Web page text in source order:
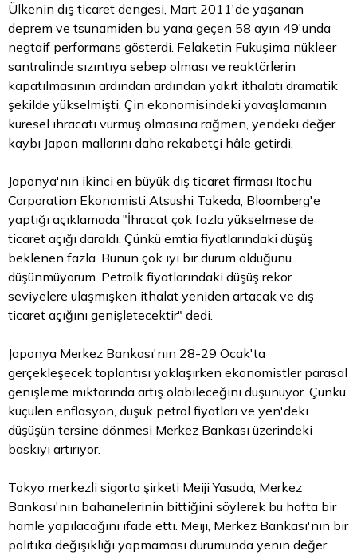
Ülkenin dış ticaret dengesi, Mart 2011'de yaşanan
deprem ve tsunamiden bu yana geçen 58 ayın 49'unda
negtaif performans gösterdi. Felaketin Fukuşima nükleer
santralinde sızıntıya sebep olması ve reaktörlerin
kapatılmasının ardından ardından yakıt ithalatı dramatik
şekilde yükselmişti. Çin ekonomisindeki yavaşlamanın
küresel ihracatı vurmuş olmasına rağmen, yendeki değer
kaybı Japon mallarını daha rekabetçi hâle getirdi.
Japonya'nın ikinci en büyük dış ticaret firması Itochu
Corporation Ekonomisti Atsushi Takeda, Bloomberg'e
yaptığı açıklamada "İhracat çok fazla yükselmese de
ticaret açığı daraldı. Çünkü emtia fiyatlarındaki düşüş
beklenen fazla. Bunun çok iyi bir durum olduğunu
düşünmüyorum. Petrolk fiyatlarındaki düşüş rekor
seviyelere ulaşmışken ithalat yeniden artacak ve dış
ticaret açığını genişletecektir" dedi.
Japonya Merkez Bankası'nın 28-29 Ocak'ta
gerçekleşecek toplantısı yaklaşırken ekonomistler parasal
genişleme miktarında artış olabileceğini düşünüyor. Çünkü
küçülen enflasyon, düşük petrol fiyatları ve yen'deki
düşüşün tersine dönmesi Merkez Bankası üzerindeki
baskıyı artırıyor.
Tokyo merkezli sigorta şirketi Meiji Yasuda, Merkez
Bankası'nın bahanelerinin bittiğini söylerek bu hafta bir
hamle yapılacağını ifade etti. Meiji, Merkez Bankası'nın bir
politika değişikliği yapmaması durumunda yenin değer